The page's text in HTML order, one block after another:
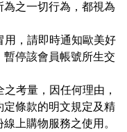
之一切行為，都視為
用，請即時通知歐美好
停該會員帳號所生交
考量，因任何理由，
條款的明文規定及精
上購物服務之使用。